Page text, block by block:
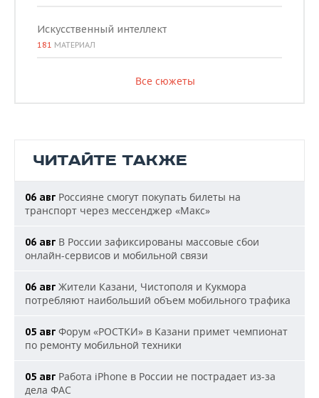
Искусственный интеллект
181 МАТЕРИАЛ
Все сюжеты
ЧИТАЙТЕ ТАКЖЕ
06 авг Россияне смогут покупать билеты на
транспорт через мессенджер «Макс»
06 авг В России зафиксированы массовые сбои
онлайн-сервисов и мобильной связи
06 авг Жители Казани, Чистополя и Кукмора
потребляют наибольший объем мобильного трафика
05 авг Форум «РОСТКИ» в Казани примет чемпионат
по ремонту мобильной техники
05 авг Работа iPhone в России не пострадает из-за
дела ФАС